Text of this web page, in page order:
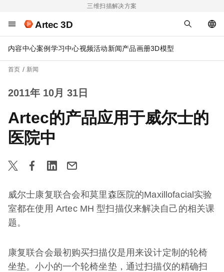
三维扫描解决方案
Artec 3D
内容中心案例 学习中心视频活动新闻产品画册3D模型
首页 新闻
2011年 10月 31日
Artec的产品应用于威尔士的
医院中
威尔士康复联合会和莫里森医院的Maxillofacial实验
室都在使用 Artec MH 型扫描仪来解决自己的相关课
题。
康复联合会最初购买扫描仪是用来设计定制的轮椅
坐垫。小小的一个轮椅坐垫，通过扫描仪的精确扫